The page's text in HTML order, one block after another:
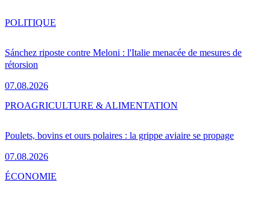
Sánchez riposte contre Meloni : l'Italie menacée de mesures de
rétorsion
07.08.2026
POLITIQUE
Poulets, bovins et ours polaires : la grippe aviaire se propage
07.08.2026
PROAGRICULTURE & ALIMENTATION
ÉCONOMIE